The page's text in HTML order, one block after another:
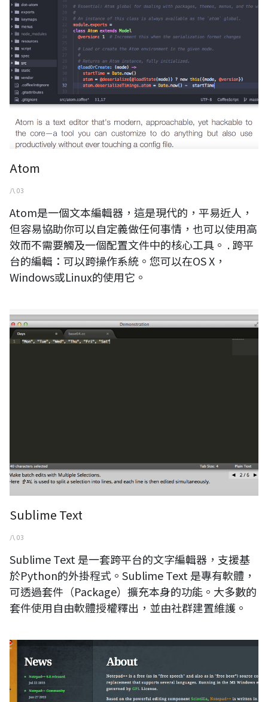
Atom
八 03
Atom是一個文本編輯器，這是現代的，平易近人，
但容易協助你可以自定義做任何事情，也可以使用高
效而不需要觸及一個配置文件中的核心工具。 . 跨平
台的編輯：可以跨操作系統。您可以在OS X，
Windows或Linux的使用它。
Sublime Text
Sublime Text
八 03
Sublime Text 是一套跨平台的文字編輯器，支援基
於Python的外掛程式。Sublime Text 是專有軟體，
可透過套件（Package）擴充本身的功能。大多數的
套件使用自由軟體授權釋出，並由社群建置維護。
Notepad++